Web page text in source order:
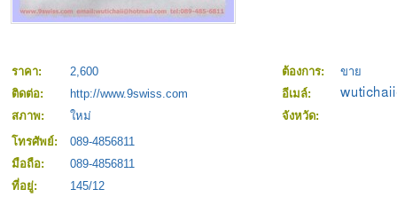
ราคา: 2,600 ต้องการ:
ขาย
ติดต่อ:
http://www.9swiss.com
อีเมล์:
สภาพ:
ใหม่
จังหวัด:
โทรศัพย์:
089-4856811
มือถือ:
089-4856811
ที่อยู่:
145/12